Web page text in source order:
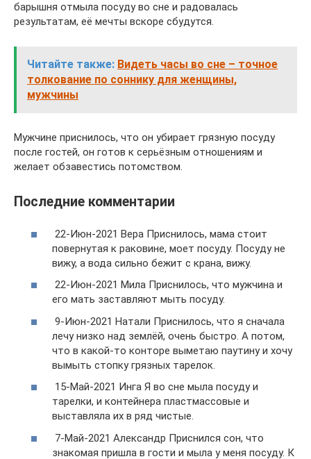
барышня отмыла посуду во сне и радовалась
результатам, её мечты вскоре сбудутся.
Читайте также: Видеть часы во сне – точное
толкование по соннику для женщины,
мужчины
Мужчине приснилось, что он убирает грязную посуду
после гостей, он готов к серьёзным отношениям и
желает обзавестись потомством.
Последние комментарии
22-Июн-2021 Вера Приснилось, мама стоит
повернутая к раковине, моет посуду. Посуду не
вижу, а вода сильно бежит с крана, вижу.
22-Июн-2021 Мила Приснилось, что мужчина и
его мать заставляют мыть посуду.
9-Июн-2021 Натали Приснилось, что я сначала
лечу низко над землёй, очень быстро. А потом,
что в какой-то конторе выметаю паутину и хочу
вымыть стопку грязных тарелок.
15-Май-2021 Инга Я во сне мыла посуду и
тарелки, и контейнера пластмассовые и
выставляла их в ряд чистые.
7-Май-2021 Александр Приснился сон, что
знакомая пришла в гости и мыла у меня посуду. К